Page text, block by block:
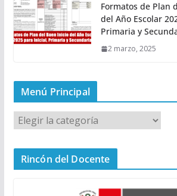
Formatos de Plan
del Año Escolar
Primaria y
2 marzo, 2025
Menú Principal
M
n
Rincón del Docente